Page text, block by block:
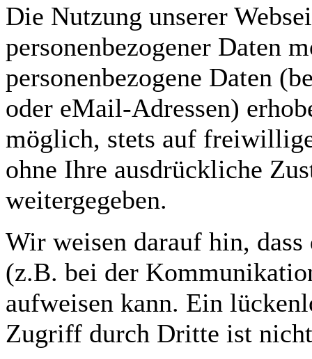
Die Nutzung unserer
personenbezogener Daten
personenbezogene Daten
oder eMail-Adressen)
möglich, stets auf
ohne Ihre ausdrückliche
weitergegeben.
Wir weisen darauf hin,
(z.B. bei der
aufweisen kann. Ein
Zugriff durch Dritte ist